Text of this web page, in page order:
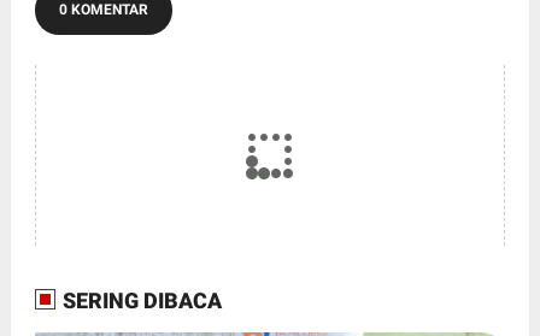
0 KOMENTAR
SERING DIBACA